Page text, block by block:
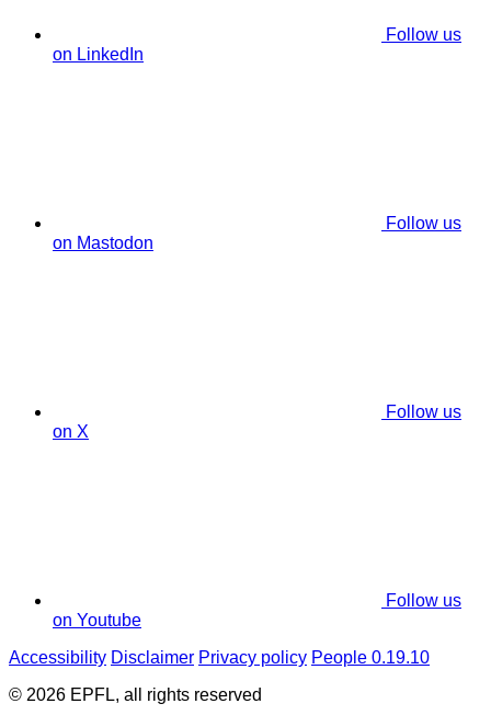
Follow us
on LinkedIn
Follow us
on Mastodon
Follow us
on X
Follow us
on Youtube
Accessibility Disclaimer Privacy policy People 0.19.10
© 2026 EPFL, all rights reserved